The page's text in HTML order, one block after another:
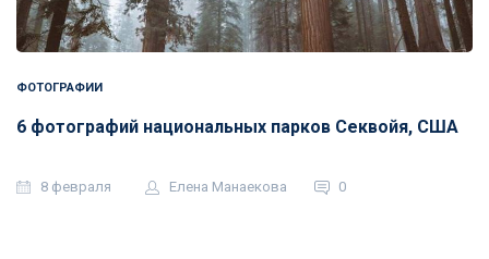
ФОТОГРАФИИ
6 фотографий национальных парков Секвойя, США
8 февраля Елена Манаекова 0